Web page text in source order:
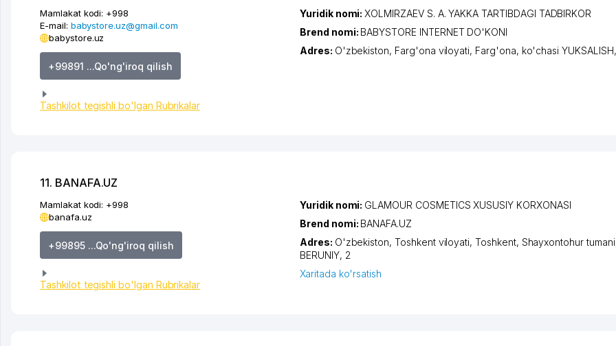
Mamlakat kodi: +998
E-mail: babystore.uz@gmail.com
babystore.uz
+99891 ...Qo'ng'iroq qilish
Tashkilot tegishli bo'lgan Rubrikalar
Yuridik nomi:XOLMIRZAEV S. A. YAKKA TARTIBDAGI TADBIRKOR
Brend nomi: BABYSTORE INTERNET DO'KONI
Adres: O'zbekiston, Farg'ona viloyati, Farg'ona, ko'chasi YUKSALISH
11. BANAFA.UZ
Mamlakat kodi: +998
banafa.uz
+99895 ...Qo'ng'iroq qilish
Tashkilot tegishli bo'lgan Rubrikalar
Yuridik nomi: GLAMOUR COSMETICS XUSUSIY KORXONASI
Brend nomi: BANAFA.UZ
Adres: O'zbekiston,Toshkent viloyati,Toshkent, Shayxontohur tumani
BERUNIY, 2
Xaritada ko'rsatish